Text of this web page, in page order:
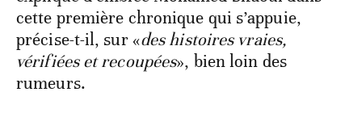
cette première chronique qui s’appuie,
précise-t-il, sur «des histoires vraies,
vérifiées et recoupées», bien loin des
rumeurs.